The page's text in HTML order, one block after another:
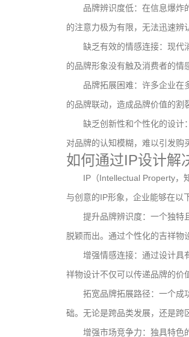
品牌辨识度低：在信息爆炸
的注意力极为有限，无法迅速辨
缺乏有效的情感连接：现代
的品牌形象没有触及消费者的情
品牌拓展困难：许多企业在
的品牌联动，造成品牌价值的割
缺乏创新性和个性化的设计
对品牌的认知模糊，难以引发购
如何通过IP设计解
IP（Intellectual Property，
与创意的IP形象，企业能够在以
提升品牌辨识度：一个独特
脱颖而出。通过个性化的吉祥物
增强情感连接：通过设计具
祥物设计不仅可以传递品牌的价
拓宽品牌拓展路径：一个成
础。无论是跨品类发展，还是跨
增强市场竞争力：独具特色